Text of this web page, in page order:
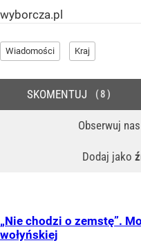
wyborcza.pl
Wiadomości Kraj
Obserwuj nas
Dodaj jako
SKOMENTUJ 8
„Nie chodzi o zemstę”.
wołyńskiej